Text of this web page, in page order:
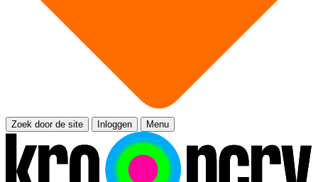
Zoek door de site Inloggen Menu